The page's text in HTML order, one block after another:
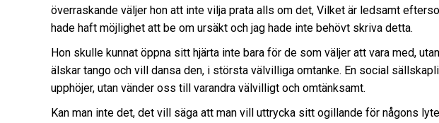
överraskande väljer hon att inte vilja prata alls om det, Vilket är ledsamt
hade haft möjlighet att be om ursäkt och jag hade inte behövt skriva detta.
Hon skulle kunnat öppna sitt hjärta inte bara för de som väljer att vara med,
älskar tango och vill dansa den, i största välvilliga omtanke. En social
upphöjer, utan vänder oss till varandra välvilligt och omtänksamt.
Kan man inte det, det vill säga att man vill uttrycka sitt ogillande för någons